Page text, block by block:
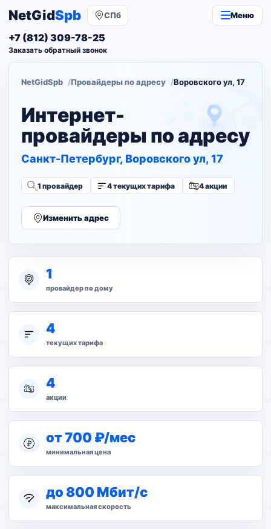
NetGidSpb СПб Меню
+7 (812) 309-78-25
Заказать обратный звонок
NetGidSpb Провайдеры по адресу Воровского ул, 17
Интернет-
провайдеры по адресу
Санкт-Петербург, Воровского ул, 17
1 провайдер 4 текущих тарифа 4 акции
Изменить адрес
1
провайдер по дому
4
текущих тарифа
4
акции
от 700 ₽/мес
минимальная цена
до 800 Мбит/с
максимальная скорость